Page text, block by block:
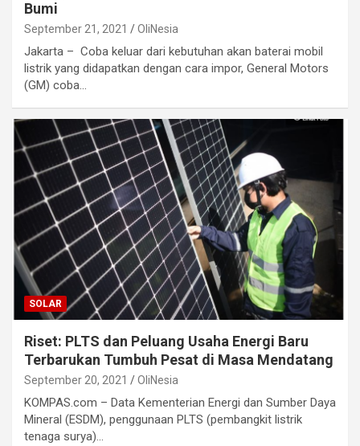
Bumi
September 21, 2021 OliNesia
Jakarta – Coba keluar dari kebutuhan akan baterai mobil
listrik yang didapatkan dengan cara impor, General Motors
(GM) coba…
SOLAR
Riset: PLTS dan Peluang Usaha Energi Baru
Terbarukan Tumbuh Pesat di Masa Mendatang
September 20, 2021 OliNesia
KOMPAS.com – Data Kementerian Energi dan Sumber Daya
Mineral (ESDM), penggunaan PLTS (pembangkit listrik
tenaga surya)…